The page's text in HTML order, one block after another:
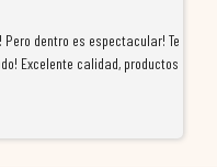
dentro es espectacular! Te
Excelente calidad, productos